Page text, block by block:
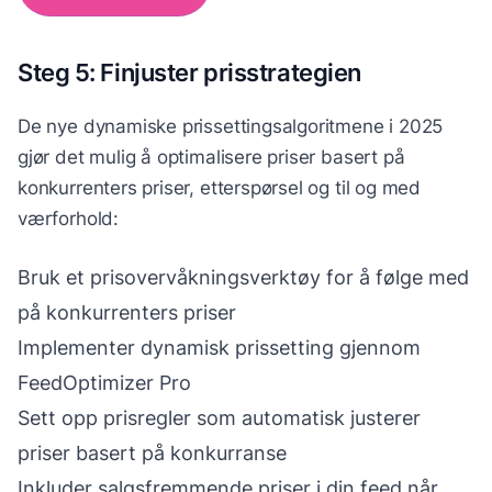
Steg 5: Finjuster prisstrategien
De nye dynamiske prissettingsalgoritmene i 2025
gjør det mulig å optimalisere priser basert på
konkurrenters priser, etterspørsel og til og med
værforhold:
Bruk et prisovervåkningsverktøy for å følge med
på konkurrenters priser
Implementer dynamisk prissetting gjennom
FeedOptimizer Pro
Sett opp prisregler som automatisk justerer
priser basert på konkurranse